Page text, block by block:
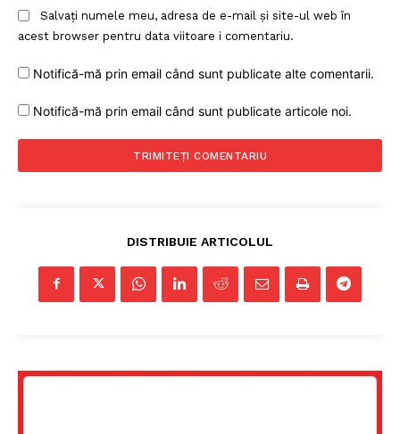
Salvați numele meu, adresa de e-mail și site-ul web în
acest browser pentru data viitoare i comentariu.
Notifică-mă prin email când sunt publicate alte comentarii.
Notifică-mă prin email când sunt publicate articole noi.
DISTRIBUIE ARTICOLUL